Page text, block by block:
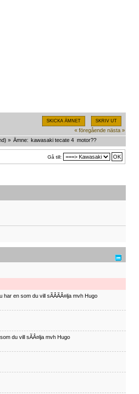
SKICKA ÄMNET SKRIV UT
« föregående nästa »
) » Ämne: kawasaki tecate 4  motor??
Gå till:
en som du vill sÃÂÃÂ¤lja mvh Hugo
du vill sÃÂ¤lja mvh Hugo